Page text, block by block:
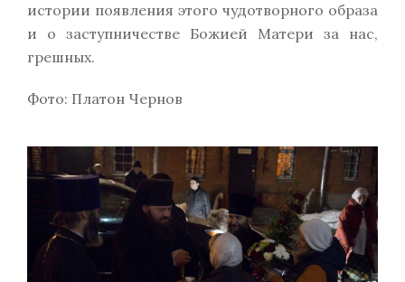
истории появления этого чудотворного образа
и о заступничестве Божией Матери за нас,
грешных.
Фото: Платон Чернов